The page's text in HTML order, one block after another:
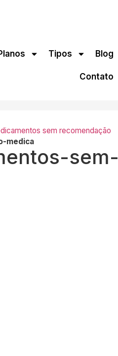
Tipos Blog
Contato
sem recomendação
medica
sem-